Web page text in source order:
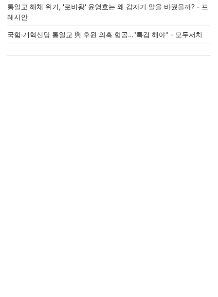
통일교 해체 위기, '로비왕' 윤영호는 왜 갑자기 말을 바꿨을까? - 프
레시안
국힘·개혁신당 통일교 與 후원 의혹 협공…"특검 해야" - 모두서치